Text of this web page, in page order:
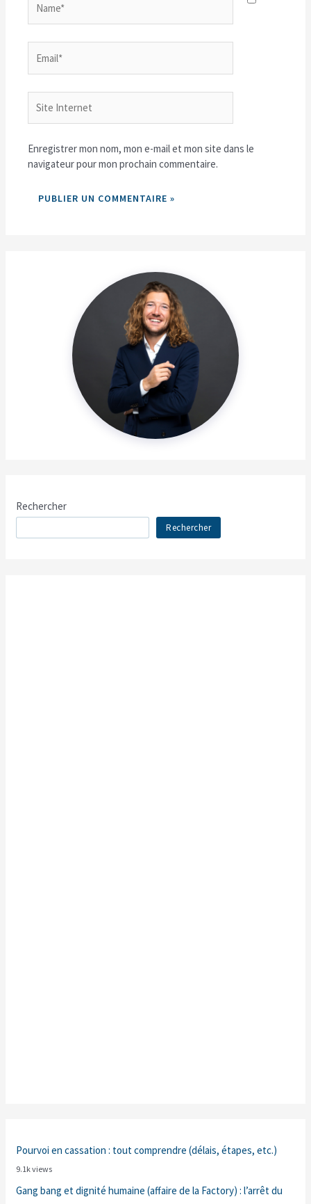
Internet
Enregistrer mon nom, mon e-mail et mon site dans le
navigateur pour mon prochain commentaire.
Rechercher
Rechercher
Pourvoi en cassation : tout comprendre (délais, étapes, etc.)
9.1k views
Gang bang et dignité humaine (affaire de la Factory) : l’arrêt du